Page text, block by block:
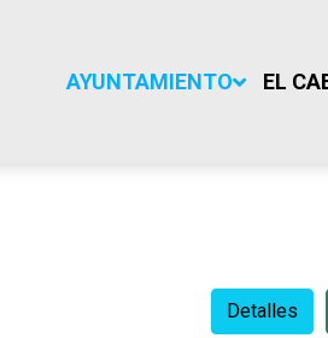
AYUNTAMIENTO EL
Detalles